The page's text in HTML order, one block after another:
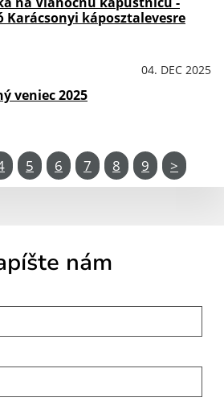
Karácsonyi káposztalevesre
04. DEC 2025
veniec 2025
5 6 7 8 9 >
nám